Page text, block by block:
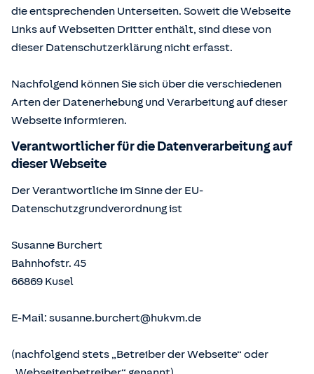
die entsprechenden Unterseiten. Soweit die Webseite
Links auf Webseiten Dritter enthält, sind diese von
dieser Datenschutzerklärung nicht erfasst.
Nachfolgend können Sie sich über die verschiedenen
Arten der Datenerhebung und Verarbeitung auf dieser
Webseite informieren.
Verantwortlicher für die Datenverarbeitung auf
dieser Webseite
Der Verantwortliche im Sinne der EU-
Datenschutzgrundverordnung ist
Susanne Burchert
Bahnhofstr. 45
66869 Kusel
E-Mail: susanne.burchert@hukvm.de
(nachfolgend stets „Betreiber der Webseite“ oder